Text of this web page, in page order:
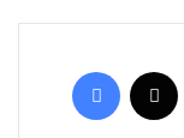
Facebook